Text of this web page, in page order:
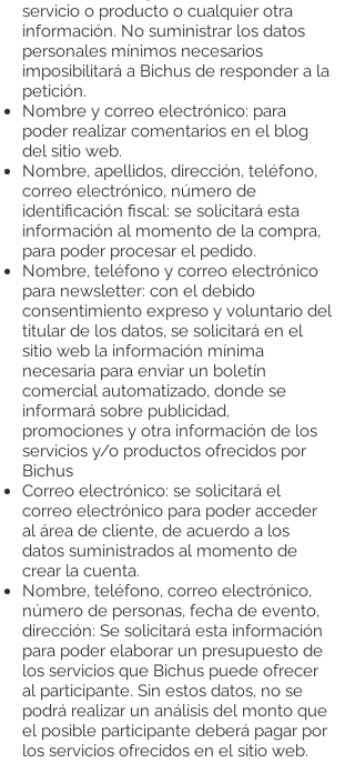
servicio o producto o cualquier otra
información. No suministrar los datos
personales mínimos necesarios
imposibilitará a Bichus de responder a la
petición.
Nombre y correo electrónico: para
poder realizar comentarios en el blog
del sitio web.
Nombre, apellidos, dirección, teléfono,
correo electrónico, número de
identificación fiscal: se solicitará esta
información al momento de la compra,
para poder procesar el pedido.
Nombre, teléfono y correo electrónico
para newsletter: con el debido
consentimiento expreso y voluntario del
titular de los datos, se solicitará en el
sitio web la información mínima
necesaria para enviar un boletín
comercial automatizado, donde se
informará sobre publicidad,
promociones y otra información de los
servicios y/o productos ofrecidos por
Bichus
Correo electrónico: se solicitará el
correo electrónico para poder acceder
al área de cliente, de acuerdo a los
datos suministrados al momento de
crear la cuenta.
Nombre, teléfono, correo electrónico,
número de personas, fecha de evento,
dirección: Se solicitará esta información
para poder elaborar un presupuesto de
los servicios que Bichus puede ofrecer
al participante. Sin estos datos, no se
podrá realizar un análisis del monto que
el posible participante deberá pagar por
los servicios ofrecidos en el sitio web.